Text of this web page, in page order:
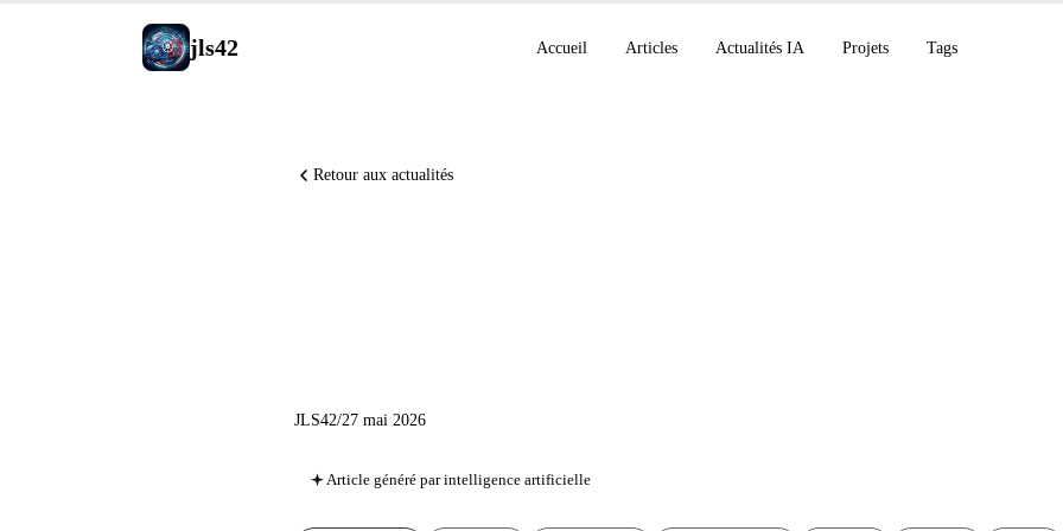
jls42 Accueil Articles Actualités IA Projets Tags
Retour aux actualités
JLS42/27 mai 2026
Article généré par intelligence artificielle